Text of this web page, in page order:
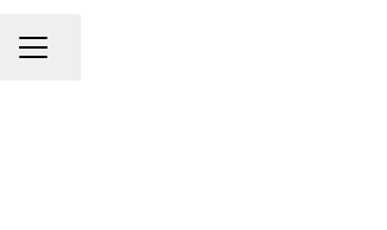
Menú de empleo
Compartir página